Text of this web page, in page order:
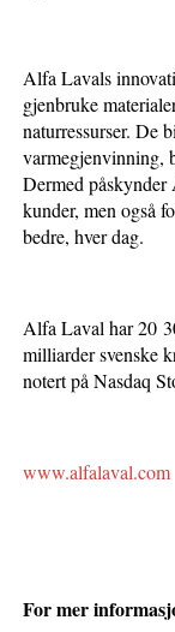
Alfa Lavals
gjenbruke
naturressurser. De
varmegjenvinning,
Dermed
kunder, men også
bedre, hver dag.
Alfa Laval har 20
milliarder svenske
notert på Nasdaq
www.alfalaval.com
For mer